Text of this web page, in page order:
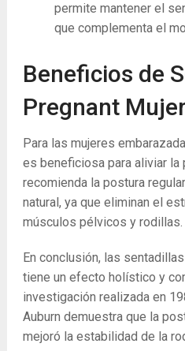
permite mantener el
que complementa el
Beneficios de
Pregnant
Para las mujeres
es beneficiosa para aliviar la
recomienda la postura
natural, ya que eliminan el
músculos pélvicos y rodillas.
En conclusión, las
tiene un efecto holístico y
investigación realizada en
Auburn demuestra que la
mejoró la estabilidad de la